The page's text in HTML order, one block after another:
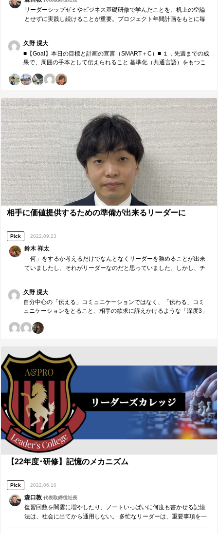
リーダーシップゼミやビジネス基礎研修で学んだことを、机上の空論
とせずに実践し続けることが重要。プロジェクト年間計画をもとに毎
久野 滉大
■【Goal】本日の目標と計画の宣言（SMART＋C）■ １．先週までの成
果で、周囲の手本として伝えられること 基準化（共通言語）をもつこ
方向に向かうことができた。 準備すること。 普段とは違うイベントを
定した準備も行うことで、自信をもってイベントを開催することがで
きた。 ２．来月の取組みで、周囲の手本として伝えられること 責任・
権限・義務の使い分けのさらなる実践、各メンバーへの落とし込みに
よる、動きの活性化や最適化。 SMART+Cを意識した目標設定。 ３．
本日、誰に対し、どのような価値を具体的に提供したいか 目の前の同
じグループのメンバーに対し、毎回の限られた時間の中で、支部全体
を考えた上での計画を立てるという点も踏まえながら2回以上価値提供
を行う。 今まで学んできたコーチングの手法や、コミュニケーション
における重要なことを毎回の話す場面で実践する。 目の前のメンバー
以外のメンバーと関わる際に、上記の実践を踏まえた上で必ず1回以上
の価値提供を行う。 ■【Measure・Analyze・NextPlan】本日の振返り
■ １．現状・成果の把握 支部の観点からの価値提供については、その
時々において自分の立場や視点を変えることでいろいろな角度から意
見を言えたし、もらえたと思う。自分の§が支部においてどのような立
人ではできないことなので、深度3で伝えることを心がけながら、セク
ションの更なる活性化に貢献したい。 ２．ギャップの分析・課題の抽
出 「限られた時間の中で」という点については、一番最初の発表の際
に5分間を超えてしまった。普段のmtg等でも意識して取り組んでいた
中にも関わらずできなかったことは、捉えようによっては細かい話だ
ら成長しようと、ないがしろにしないようにしたい。視座の「高さ」
をもっと追い求める必要もあると感じた。広く見る姿勢や深さを出す
ところに関しては、できてきているものの、高さの部分はまだ足り
ず、はっとさせられる瞬間が多い。高さの観点からも価値提供できる
ようになりたい。 ３．今後の対策・計画 相手の時間を奪うことになる
ので、どんなにこれから成長しようと、ないがしろにしない。 視座の
立ち位置や支部への価値提供の考え構築・実行。それを行うにあたっ
ての、責任権限義務の明確化。 ■【周囲への感謝】リーダーやコーチに
具体的に感謝したいこと 谷さんから、他の§との連携の際に、各セクシ
ョンの強みや立ち位置、もっている情報のすみわけなどを意識して取
り組むことの重要性を学びました。 また、他のメンバーへの価値提供
を聞いている際にも、責任権限義務の考え方の部分などを改めて気づ
かされました。 ありがとうございました。 ■誰から、どのような価値
を頂きましたか。（感謝の気持ちも一緒に） ※最も潜在ニーズにアプ
ローチし、必要であれば耳の痛いこともアドバイスしてくれたメンバ
ーには名前の前に◎をつけてください。（1人のみ） ◎谷さんから、他
の§との連携の際に、各セクションの強みや立ち位置、もっている情報
のすみわけなどを意識して取り組むことの重要性を学びました。 羽田
さんから、目的目標をわかりやすいもの、その差を明確にしやすいも
のにすることで動きを明確にしていくことの重要性を学びました。 川
こと、それにより周知と活性化を行うことの重要性を学びました。
相手に価値提供するための準備が出来るリーダーに
Pick 2022.09.23
鈴木 祥太
「何」をするか考えるだけでなんとなくリーダーを務めることが出来
ていましたし、それがリーダーなのだと思っていました。しかし、チ
久野 滉大
自分中心の「伝える」コミュニケーションではなく、「伝わる」コミ
ュニケーションをとること、相手の欲求に訴えかけるような「深度3」
最近の鈴木さんの行動を見ていると、本当に相手に「伝わる」コミュ
ことも重要である中で、よく自分と相手に向き合い続けられる方だな
と感じます。今後も、支部を支えるリーダーとして、人と組織を動か
すようなコミュニケーションをともにとり続けていきましょう。
【22年度･研修】記憶のメカニズム
Pick 2022.06.10
森口敦代表取締役社長
復習回数を闇雲に増やしたり、ノートいっぱいに何度も書かせる記憶
法は、社会に出てから通用しない。 多忙なリーダーは、重要事項を一